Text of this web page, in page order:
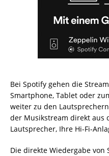
Bei Spotify gehen die
Smartphone, Tablet oder
weiter zu den
der Musikstream direkt aus
Lautsprecher, Ihre Hi-Fi-
Die direkte Wiedergabe von